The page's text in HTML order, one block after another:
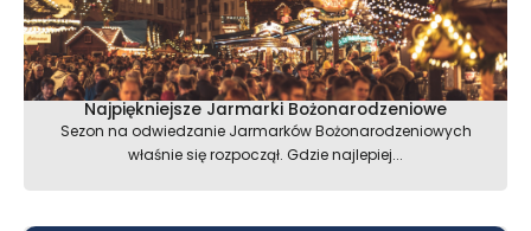
Najpiękniejsze Jarmarki Bożonarodzeniowe
Sezon na odwiedzanie Jarmarków Bożonarodzeniowych
właśnie się rozpoczął. Gdzie najlepiej...